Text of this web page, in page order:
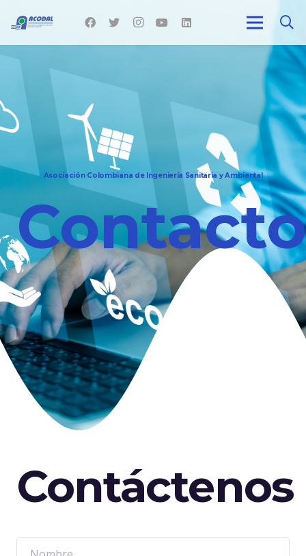
Asociación Colombiana de Ingeniería Sanitaria y Ambiental
Contacto
Contáctenos